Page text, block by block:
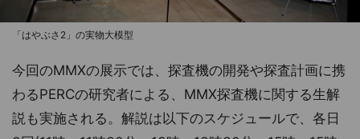
「はやぶさ2」の実物大模型
今回のMMXの展示では、探査機の開発や探査計画に携
わるPERCの研究者による、MMX探査機に関する生解
説も実施される。解説は以下のスケジュールで、各日